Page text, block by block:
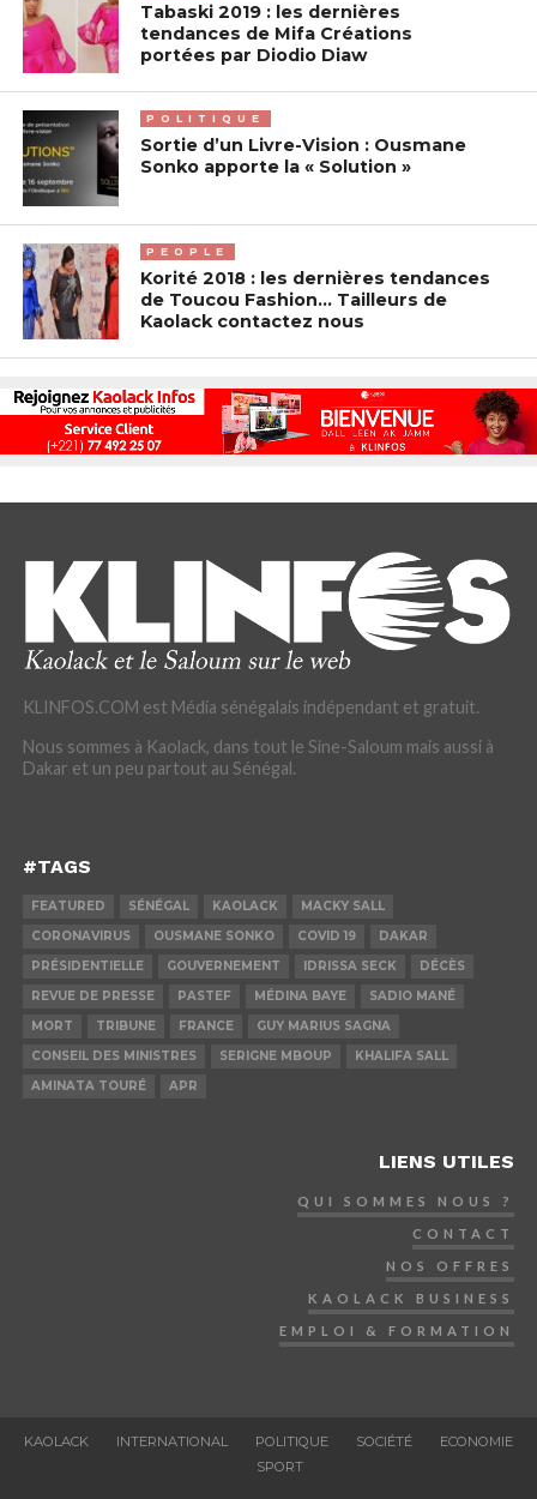
Tabaski 2019 : les dernières
tendances de Mifa Créations
portées par Diodio Diaw
POLITIQUE
Sortie d’un Livre-Vision : Ousmane
Sonko apporte la « Solution »
PEOPLE
Korité 2018 : les dernières tendances
de Toucou Fashion… Tailleurs de
Kaolack contactez nous
KLINFOS.COM est Média sénégalais indépendant et gratuit.
Nous sommes à Kaolack, dans tout le Sine-Saloum mais aussi à
Dakar et un peu partout au Sénégal.
#TAGS
FEATURED SÉNÉGAL KAOLACK
MACKY SALL
CORONAVIRUS
OUSMANE SONKO COVID 19
DAKAR
PRÉSIDENTIELLE
GOUVERNEMENT IDRISSA SECK
DÉCÈS
REVUE DE PRESSE
PASTEF MÉDINA BAYE
SADIO MANÉ
MORT
TRIBUNE FRANCE
GUY MARIUS SAGNA
CONSEIL DES MINISTRES
SERIGNE MBOUP
KHALIFA SALL
AMINATA TOURÉ
APR
LIENS UTILES
QUI SOMMES NOUS ?
CONTACT
NOS OFFRES
KAOLACK BUSINESS
EMPLOI & FORMATION
KAOLACK INTERNATIONAL POLITIQUE SOCIÉTÉ
ECONOMIE
SPORT